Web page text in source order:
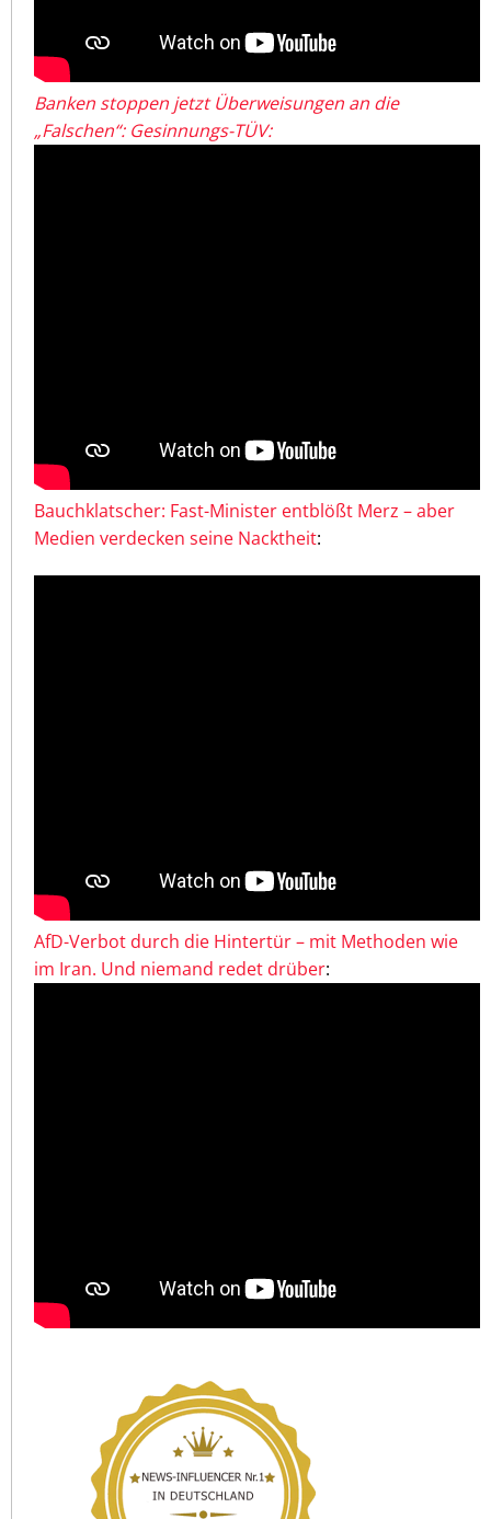
Banken stoppen jetzt Überweisungen an die
„Falschen“: Gesinnungs-TÜV:
Bauchklatscher: Fast-Minister entblößt Merz – aber
Medien verdecken seine Nacktheit:
AfD-Verbot durch die Hintertür – mit Methoden wie
im Iran. Und niemand redet drüber: